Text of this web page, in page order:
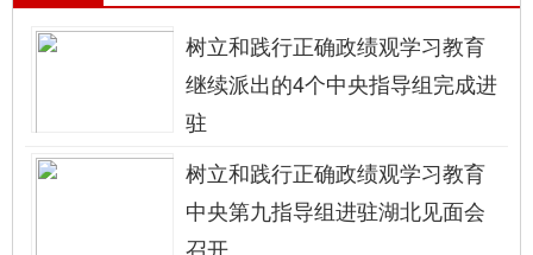
树立和践行正确政绩观学习教育
继续派出的4个中央指导组完成进
驻
树立和践行正确政绩观学习教育
中央第九指导组进驻湖北见面会
召开